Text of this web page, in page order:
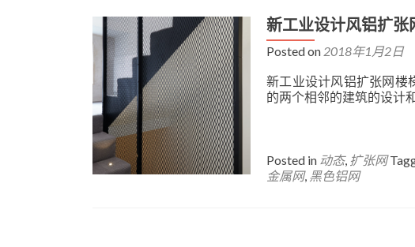
新工业设计风铝扩张
Posted on 2018年1月2日
新工业设计风铝扩张网楼
的两个相邻的建筑的设计
Posted in 动态, 扩张网
金属网, 黑色铝网